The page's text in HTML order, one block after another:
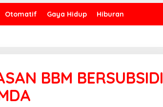
Otomatif Gaya Hidup Hiburan
BBM BERSUBSIDI